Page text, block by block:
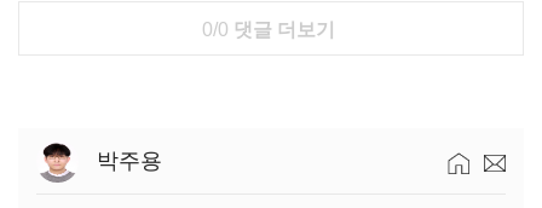
0/0 댓글 더보기
박주용